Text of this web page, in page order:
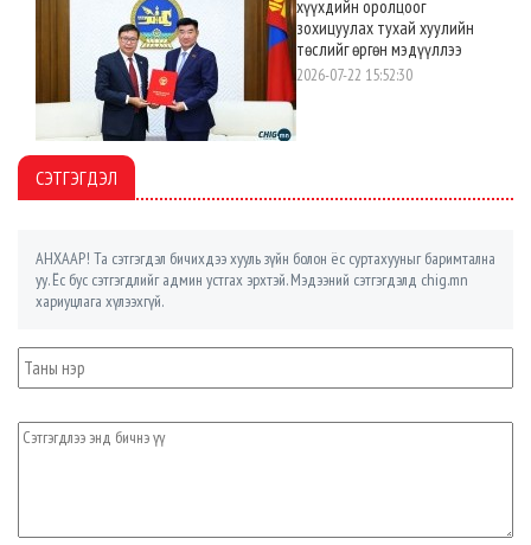
хүүхдийн оролцоог
зохицуулах тухай хуулийн
төслийг өргөн мэдүүллээ
2026-07-22 15:52:30
СЭТГЭГДЭЛ
АНХААР! Та сэтгэгдэл бичихдээ хууль зүйн болон ёс суртахууныг баримтална
уу. Ёс бус сэтгэгдлийг админ устгах эрхтэй. Мэдээний сэтгэгдэлд chig.mn
хариуцлага хүлээхгүй.